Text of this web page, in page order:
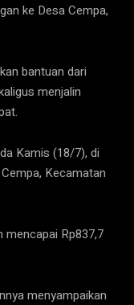
ke Desa Cempa,
bantuan dari
menjalin
Kamis (18/7), di
Kecamatan
mencapai Rp837,7
menyampaikan